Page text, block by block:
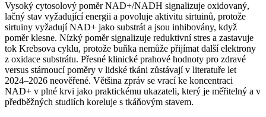
Vysoký cytosolový poměr NAD+/NADH signalizuje oxidovaný,
lačný stav vyžadující energii a povoluje aktivitu sirtuinů, protože
sirtuiny vyžadují NAD+ jako substrát a jsou inhibovány, když
poměr klesne. Nízký poměr signalizuje reduktivní stres a zastavuje
tok Krebsova cyklu, protože buňka nemůže přijímat další elektrony
z oxidace substrátu. Přesné klinické prahové hodnoty pro zdravé
versus stárnoucí poměry v lidské tkáni zůstávají v literatuře let
2024–2026 neověřené. Většina zpráv se vrací ke koncentraci
NAD+ v plné krvi jako praktickému ukazateli, který je měřitelný a v
předběžných studiích koreluje s tkáňovým stavem.